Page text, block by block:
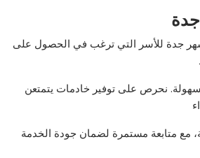
جدة للأسر التي ترغب في الحصول على
بسهولة. نحرص على توفير خادمات يتمتعن
مع متابعة مستمرة لضمان جودة الخدمة